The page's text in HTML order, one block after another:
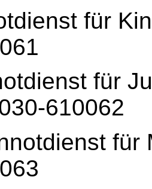
für
für
610062
für